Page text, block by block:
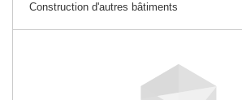
Construction d'autres bâtiments